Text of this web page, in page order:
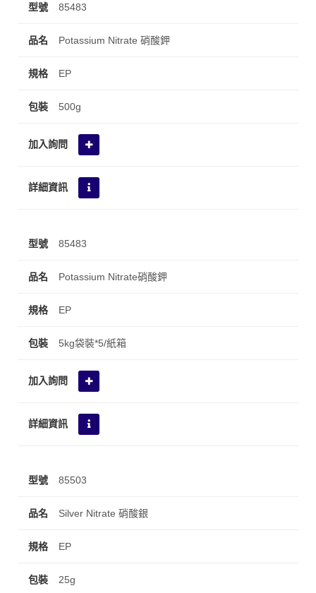
85483
Potassium Nitrate 硝酸鉀
EP
500g
85483
Potassium Nitrate硝酸鉀
EP
5kg袋裝*5/紙箱
85503
Silver Nitrate 硝酸銀
EP
25g